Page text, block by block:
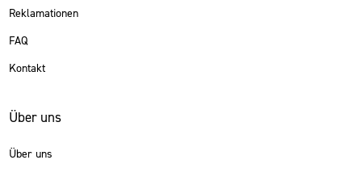
Reklamationen
FAQ
Kontakt
Über uns
Über uns